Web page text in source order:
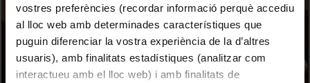
vostres preferències (recordar informació perquè accediu
al lloc web amb determinades característiques que
puguin diferenciar la vostra experiència de la d’altres
usuaris), amb finalitats estadístiques (analitzar com
interactueu amb el lloc web) i amb finalitats de